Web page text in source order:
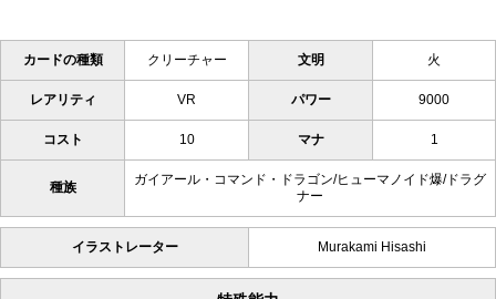
カードの種類 クリーチャー 文明 火
レアリティ VR パワー 9000
コスト 10 マナ 1
種族
ガイアール・コマンド・ドラゴン/ヒューマノイド爆/ドラグ
ナー
イラストレーター Murakami Hisashi